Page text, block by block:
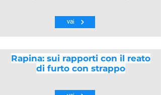
vai
Rapina: sui rapporti con il reato
di furto con strappo